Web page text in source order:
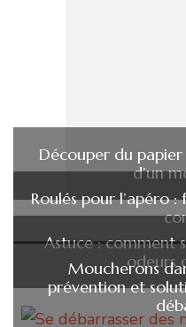
Découper du
d’un
Roulés pour l’apéro
Astuce : comment
odeurs
Moucherons
prévention et